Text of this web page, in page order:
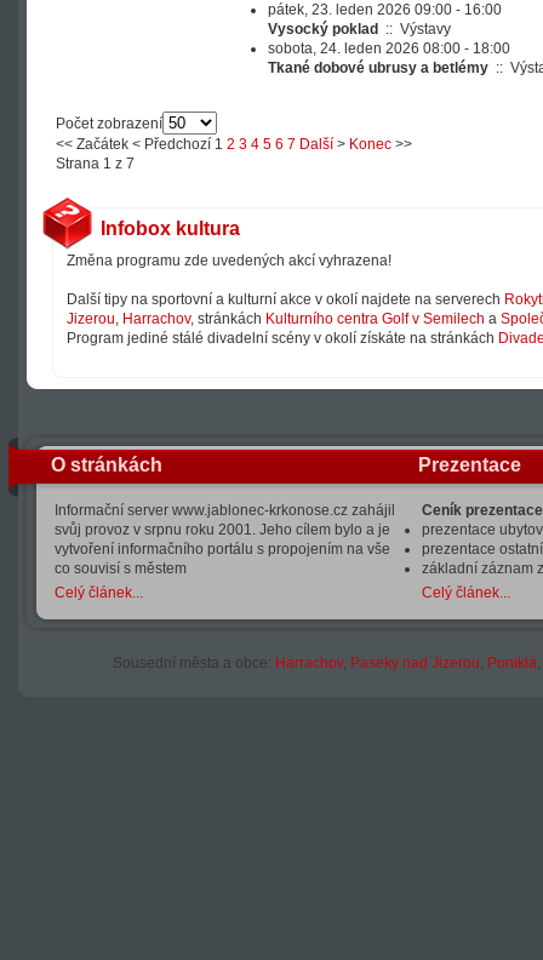
pátek, 23. leden 2026 09:00 - 16:00
Vysocký poklad
:: Výstavy
sobota, 24. leden 2026 08:00 - 18:00
Tkané dobové ubrusy a betlémy ::
Počet zobrazení
<< Začátek < Předchozí 1 2 3 4 5 6 7 Další > Konec >>
Strana 1 z 7
Infobox kultura
Změna programu zde uvedených akcí vyhrazena!
Další tipy na sportovní a kulturní akce v okolí najdete na serverech
Jizerou, Harrachov, stránkách Kulturního centra Golf v Semilech a
Program jediné stálé divadelní scény v okolí získáte na stránkách
O stránkách
Informační server www.jablonec-krkonose.cz zahájil
svůj provoz v srpnu roku 2001. Jeho cílem bylo a je
vytvoření informačního portálu s propojením na vše
co souvisí s městem
Celý článek...
Prezentace
Ceník
prezentace
prezentace
základní záznam
Celý článek...
Sousední města a obce: Harrachov, Paseky nad Jizerou, Poniklá,